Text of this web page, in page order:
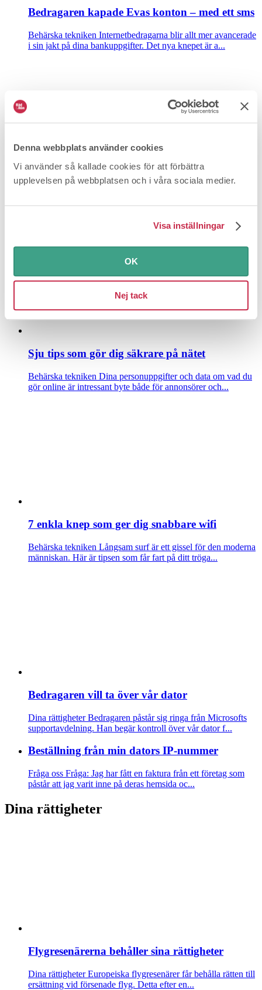
Denna webbplats använder cookies
Vi använder så kallade cookies för att förbättra
upplevelsen på webbplatsen och i våra sociala medier.
Visa inställningar
OK
Nej tack
Bedragaren kapade Evas konton – med ett sms
Behärska tekniken Internetbedragarna blir allt mer avancerade
i sin jakt på dina bankuppgifter. Det nya knepet är a...
Så avslöjar du bedragaren på internet
Behärska teknikenPhishing, vishing och smishing – så
Sju tips som gör dig säkrare på nätet
Behärska tekniken Dina personuppgifter och data om vad du
gör online är intressant byte både för annonsörer och...
7 enkla knep som ger dig snabbare wifi
Behärska tekniken Långsam surf är ett gissel för den moderna
människan. Här är tipsen som får fart på ditt tröga...
Bedragaren vill ta över vår dator
Dina rättigheterBedragaren påstår sig ringa från Microsofts
supportavdelning. Han begär kontroll över vår dator f...
Beställning från min dators IP-nummer
Fråga oss Fråga: Jag har fått en faktura från ett företag som
påstår att jag varit inne på deras hemsida oc...
Dina rättigheter
Flygresenärerna behåller sina rättigheter
Dina rättigheterEuropeiska flygresenärer får behålla rätten till
ersättning vid försenade flyg. Detta efter en...